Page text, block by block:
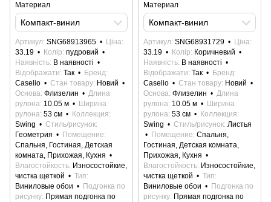
Материал
Компакт-винил
Артикул SNG68913965
Ціна
33.19
Колір пудровий
Наявність В наявності
Відображати Так
Бренд
Caselio
Стан товару Новий
Основа Флизелин
Длина
рулона 10.05 м
Ширина
рулона 53 см
Коллекция
Swing
Стиль/рисунок
Геометрия
Помещение
Спальня, Гостиная, Детская
комната, Прихожая, Кухня
Влагостойкость Износостойкие,
чистка щеткой
Тип
Виниловые обои
Подгонка по
рисунку Прямая подгонка по
Материал
Компакт-винил
Артикул SNG68931729
Ціна
33.19
Колір
Коричневий
Наявність В наявності
Відображати Так
Бренд
Caselio
Стан товару Новий
Основа Флизелин
Длина
рулона 10.05 м
Ширина
рулона 53 см
Коллекция
Swing
Стиль/рисунок Листья
Помещение Спальня,
Гостиная, Детская комната,
Прихожая, Кухня
Влагостойкость Износостойкие,
чистка щеткой
Тип
Виниловые обои
Подгонка по
рисунку Прямая подгонка по